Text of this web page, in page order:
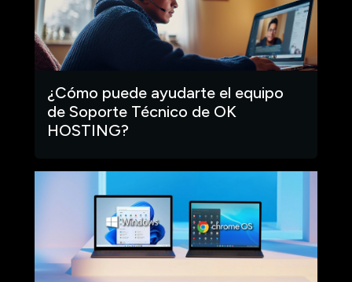
¿Cómo puede ayudarte el equipo
de Soporte Técnico de OK
HOSTING?